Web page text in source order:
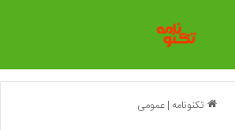
تکنونامه | عمومی